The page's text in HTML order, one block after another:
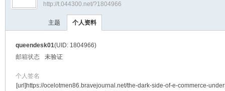
›
http://t.044300.net/?1804966
主题 个人资料
queendesk01(UID: 1804966)
邮箱状态
未验证
个人签名
[url]https://ocelotmen86.bravejournal.net/the-dark-side-of-e-commerce-